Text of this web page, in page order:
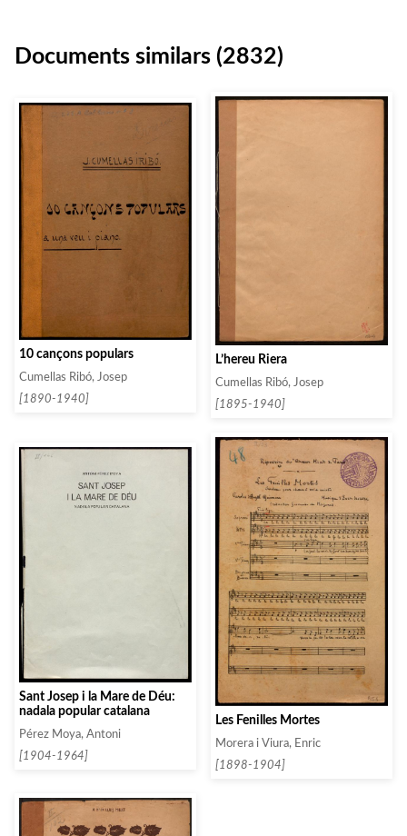
Documents similars (2832)
10 cançons populars
Cumellas Ribó, Josep
[1890-1940]
L’hereu Riera
Cumellas Ribó, Josep
[1895-1940]
Sant Josep i la Mare de Déu:
nadala popular catalana
Pérez Moya, Antoni
[1904-1964]
Les Fenilles Mortes
Morera i Viura, Enric
[1898-1904]